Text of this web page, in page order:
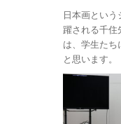
日本画とい
躍される千住
は、学生た
と思います。